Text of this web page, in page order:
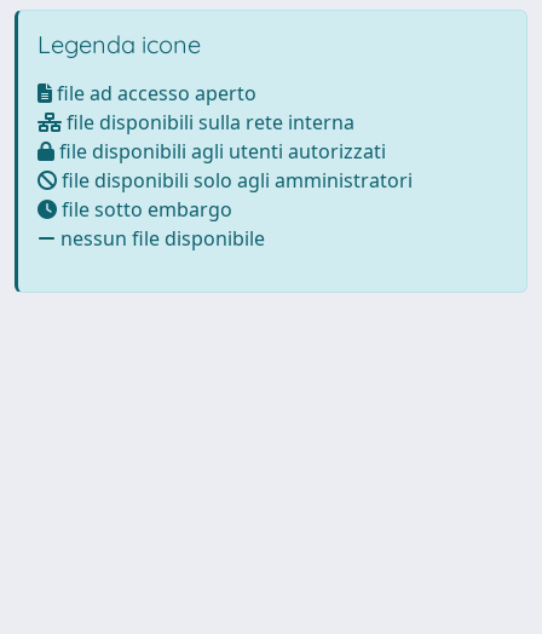
Legenda icone
file ad accesso aperto
file disponibili sulla rete interna
file disponibili agli utenti autorizzati
file disponibili solo agli amministratori
file sotto embargo
nessun file disponibile